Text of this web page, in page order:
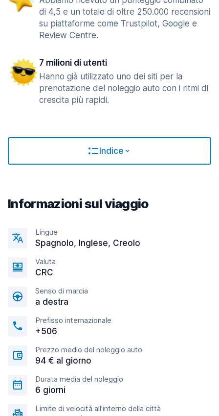
di 4,5 e un totale di oltre 250.000 recensioni
su piattaforme come Trustpilot, Google e
Review Centre.
7 milioni di utenti
Hanno già utilizzato uno dei siti per la
prenotazione del noleggio auto con i ritmi di
crescita più rapidi.
Indice
Informazioni sul viaggio
Lingue
Spagnolo, Inglese, Creolo
Valuta
CRC
Senso di marcia
a destra
Prefisso internazionale
+506
Prezzo medio del noleggio auto
94 € al giorno
Durata media del noleggio
6 giorni
Limite di velocità all'interno della città